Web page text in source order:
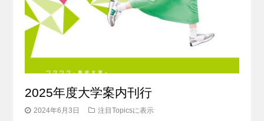
2025年度大学案内刊行
2024年6月3日 注目Topicsに表示